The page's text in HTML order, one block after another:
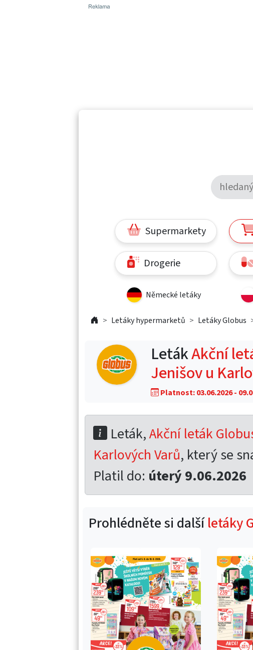
Supermarkety
Drogerie
Německé letáky
Letáky hypermarketů Letáky Globus
LetákAkční
Jenišov u
Platnost: 03.06.2026 -
Leták,Akční leták
Karlových Varů, který se
Platil do: úterý 9.06.2026
Prohlédněte si dalšíletáky